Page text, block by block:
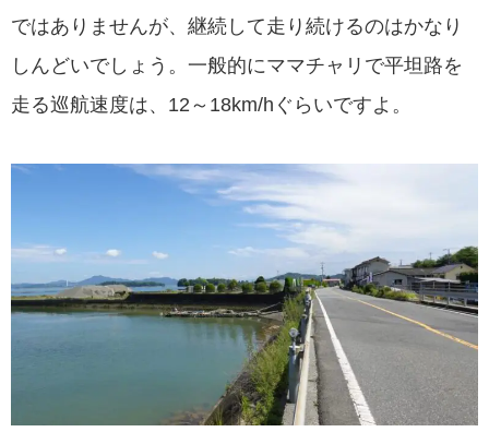
ではありませんが、継続して走り続けるのはかなり
しんどいでしょう。一般的にママチャリで平坦路を
走る巡航速度は、12～18km/hぐらいですよ。